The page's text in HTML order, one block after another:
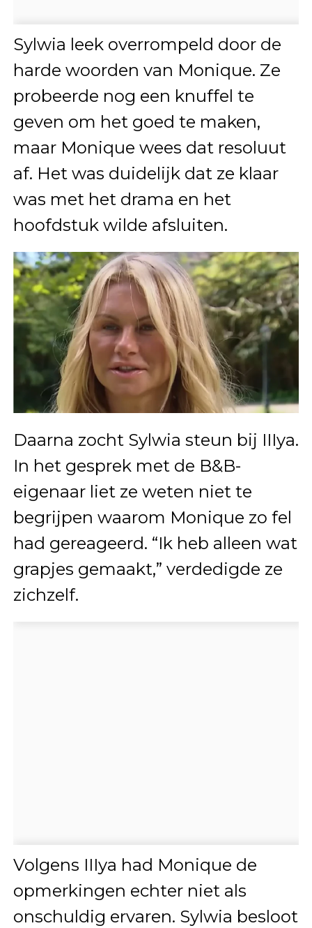
Sylwia leek overrompeld door de
harde woorden van Monique. Ze
probeerde nog een knuffel te
geven om het goed te maken,
maar Monique wees dat resoluut
af. Het was duidelijk dat ze klaar
was met het drama en het
hoofdstuk wilde afsluiten.
Daarna zocht Sylwia steun bij IIIya.
In het gesprek met de B&B-
eigenaar liet ze weten niet te
begrijpen waarom Monique zo fel
had gereageerd. “Ik heb alleen wat
grapjes gemaakt,” verdedigde ze
zichzelf.
Volgens IIIya had Monique de
opmerkingen echter niet als
onschuldig ervaren. Sylwia besloot